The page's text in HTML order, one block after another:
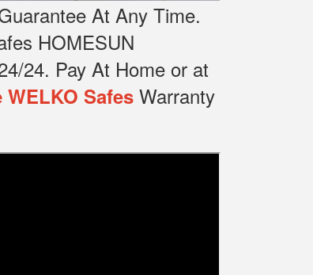
At Any Time.
HOMESUN
24. Pay At Home or at
Safes Warranty